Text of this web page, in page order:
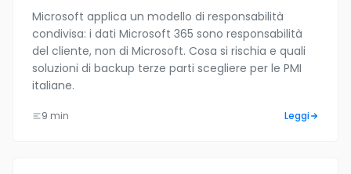
Microsoft applica un modello di responsabilità
condivisa: i dati Microsoft 365 sono responsabilità
del cliente, non di Microsoft. Cosa si rischia e quali
soluzioni di backup terze parti scegliere per le PMI
italiane.
9 min Leggi